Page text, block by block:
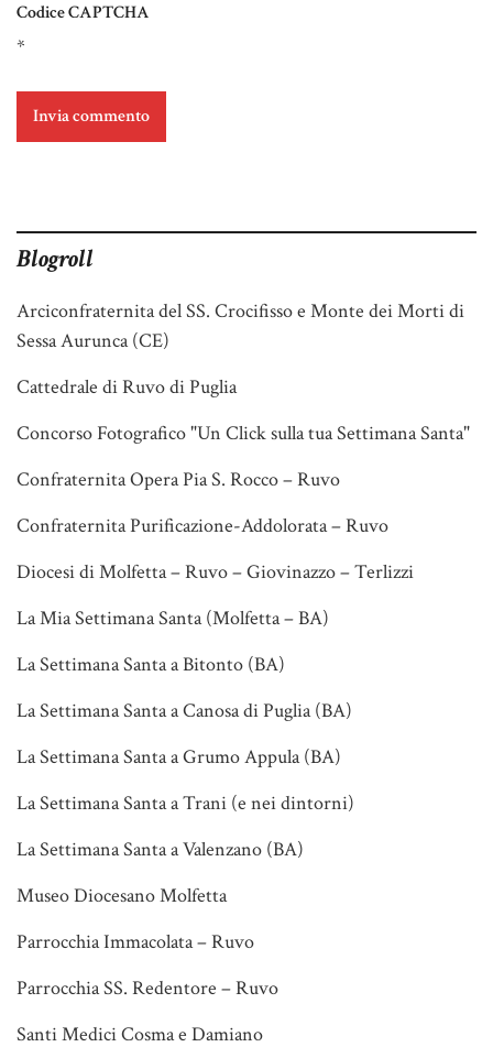
Codice CAPTCHA
*
Blogroll
Arciconfraternita del SS. Crocifisso e Monte dei Morti di
Sessa Aurunca (CE)
Cattedrale di Ruvo di Puglia
Concorso Fotografico "Un Click sulla tua Settimana Santa"
Confraternita Opera Pia S. Rocco – Ruvo
Confraternita Purificazione-Addolorata – Ruvo
Diocesi di Molfetta – Ruvo – Giovinazzo – Terlizzi
La Mia Settimana Santa (Molfetta – BA)
La Settimana Santa a Bitonto (BA)
La Settimana Santa a Canosa di Puglia (BA)
La Settimana Santa a Grumo Appula (BA)
La Settimana Santa a Trani (e nei dintorni)
La Settimana Santa a Valenzano (BA)
Museo Diocesano Molfetta
Parrocchia Immacolata – Ruvo
Parrocchia SS. Redentore – Ruvo
Santi Medici Cosma e Damiano